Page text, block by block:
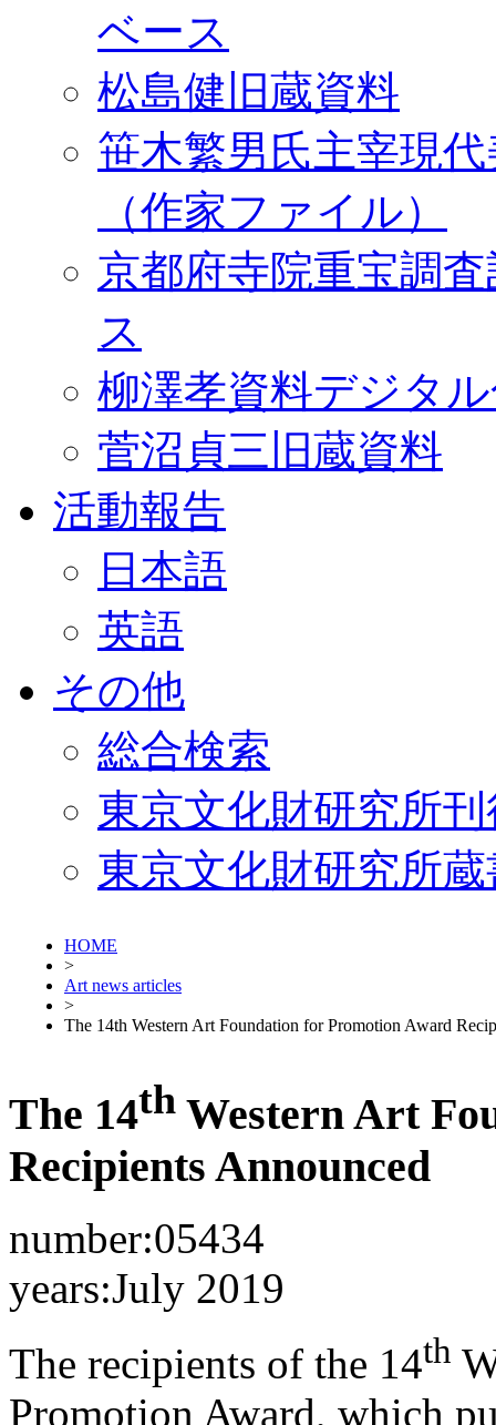
ベース
松島健旧蔵資料
笹木繁男氏主宰現
（作家ファイル）
京都府寺院重宝調
ス
柳澤孝資料デジタ
菅沼貞三旧蔵資料
活動報告
日本語
英語
その他
総合検索
東京文化財研究所
東京文化財研究所
HOME
>
Art news articles
>
The 14th Western Art Foundation for Promotion Award
The 14th Western Art
Recipients Announced
number:05434
years:July 2019
The recipients of the 14th
Promotion Award, which